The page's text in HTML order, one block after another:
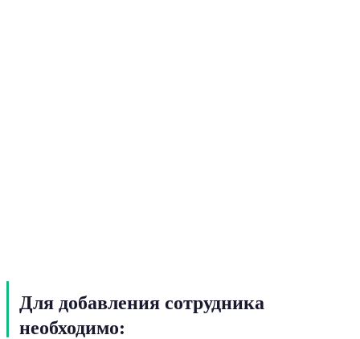
Для добавления сотрудника
необходимо: